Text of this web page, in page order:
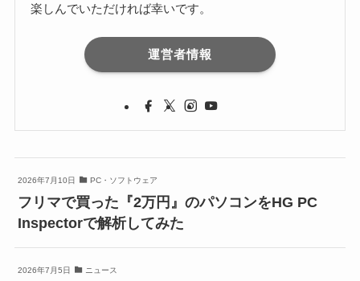
楽しんでいただければ幸いです。
運営者情報
2026年7月10日 PC・ソフトウェア
フリマで買った『2万円』のパソコンをHG PC
Inspectorで解析してみた
2026年7月5日 ニュース